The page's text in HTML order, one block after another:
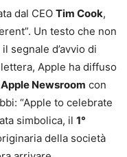
dal CEO Tim Cook,
Un testo che non
segnale d’avvio di
Apple ha diffuso
Apple Newsroom con
“Apple to celebrate
simbolica, il 1°
della società